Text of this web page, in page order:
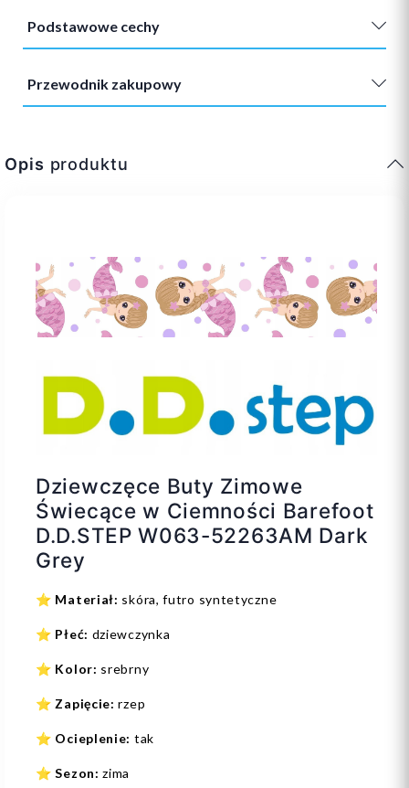
Podstawowe cechy
Przewodnik zakupowy
Opis produktu
Dziewczęce Buty Zimowe
Świecące w Ciemności Barefoot
D.D.STEP W063-52263AM Dark
Grey
⭐️ Materiał: skóra, futro syntetyczne
⭐️ Płeć: dziewczynka
⭐️ Kolor: srebrny
⭐️ Zapięcie: rzep
⭐️ Ocieplenie: tak
⭐️Sezon: zima